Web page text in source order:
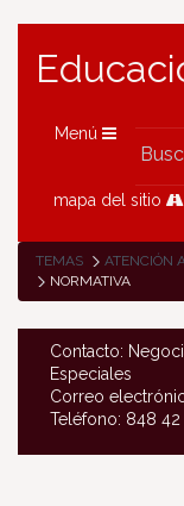
Menú
mapa del sitio
TEMAS ATENCIÓN A
NORMATIVA
Contacto:
Especiales
Correo
Teléfono: 848